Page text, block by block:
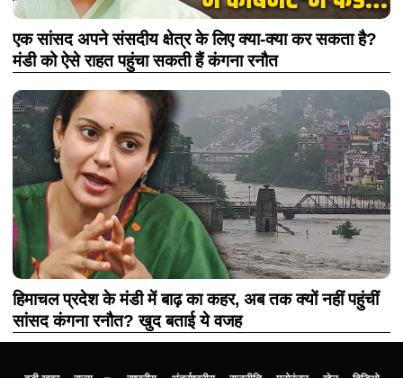
एक सांसद अपने संसदीय क्षेत्र के लिए क्या-क्या कर सकता है?
मंडी को ऐसे राहत पहुंचा सकती हैं कंगना रनौत
हिमाचल प्रदेश के मंडी में बाढ़ का कहर, अब तक क्यों नहीं पहुंचीं
सांसद कंगना रनौत? खुद बताई ये वजह